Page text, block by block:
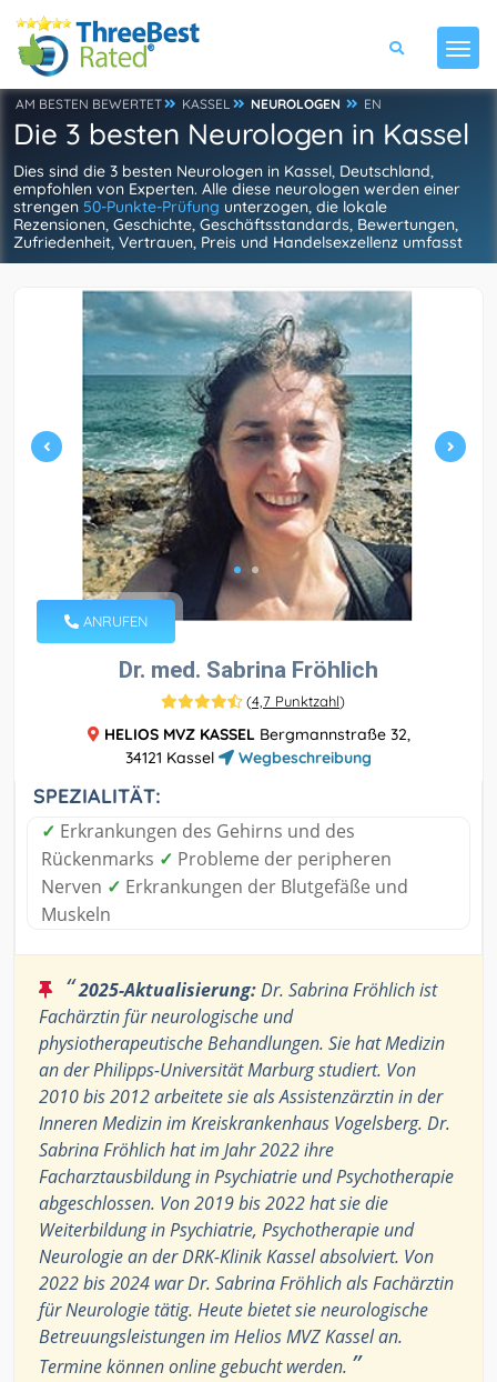
AM BESTEN BEWERTET KASSEL NEUROLOGEN EN
Die 3 besten Neurologen in Kassel
Dies sind die 3 besten Neurologen in Kassel, Deutschland,
empfohlen von Experten. Alle diese neurologen werden einer
strengen 50-Punkte-Prüfung unterzogen, die lokale
Rezensionen, Geschichte, Geschäftsstandards, Bewertungen,
Zufriedenheit, Vertrauen, Preis und Handelsexzellenz umfasst
ANRUFEN
Dr. med. Sabrina Fröhlich
(4,7 Punktzahl)
HELIOS MVZ KASSEL Bergmannstraße 32,
34121 Kassel
Wegbeschreibung
SPEZIALITÄT:
✓ Erkrankungen des Gehirns und des
Rückenmarks ✓ Probleme der peripheren
Nerven ✓ Erkrankungen der Blutgefäße und
Muskeln
“2025-Aktualisierung:Dr. Sabrina Fröhlich ist
Fachärztin für neurologische und
physiotherapeutische Behandlungen. Sie hat Medizin
an der Philipps-Universität Marburg studiert. Von
2010 bis 2012 arbeitete sie als Assistenzärztin in der
Inneren Medizin im Kreiskrankenhaus Vogelsberg. Dr.
Sabrina Fröhlich hat im Jahr 2022 ihre
Facharztausbildung in Psychiatrie und Psychotherapie
abgeschlossen. Von 2019 bis 2022 hat sie die
Weiterbildung in Psychiatrie, Psychotherapie und
Neurologie an der DRK-Klinik Kassel absolviert. Von
2022 bis 2024 war Dr. Sabrina Fröhlich als Fachärztin
für Neurologie tätig. Heute bietet sie neurologische
Betreuungsleistungen im Helios MVZ Kassel an.
Termine können online gebucht werden. ”